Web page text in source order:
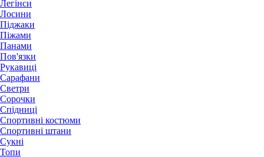
Легінси
Лосини
Піджаки
Піжами
Панами
Пов'язки
Рукавиці
Сарафани
Светри
Сорочки
Спідниці
Спортивні костюми
Спортивні штани
Сукні
Топи